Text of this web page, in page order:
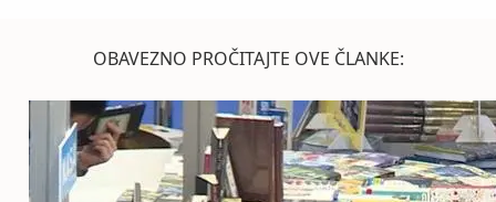
OBAVEZNO PROČITAJTE OVE ČLANKE: